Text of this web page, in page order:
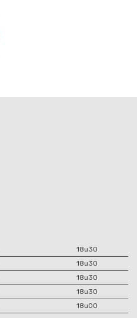
18u30
18u30
18u30
18u30
18u00